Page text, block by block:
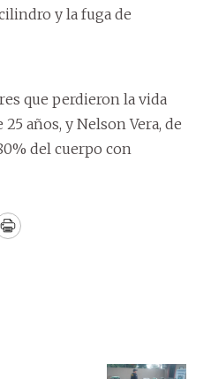
y la fuga de
que perdieron la vida
años, y Nelson Vera, de
del cuerpo con
Print